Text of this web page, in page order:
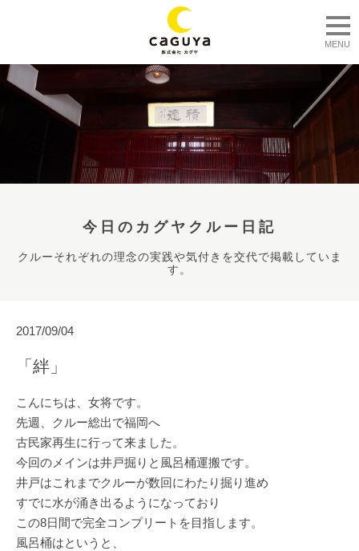
MENU
今日のカグヤクルー日記
クルーそれぞれの理念の実践や気付きを交代で掲載していま
す。
2017/09/04
「絆」
こんにちは、女将です。
先週、クルー総出で福岡へ
古民家再生に行って来ました。
今回のメインは井戸掘りと風呂桶運搬です。
井戸はこれまでクルーが数回にわたり掘り進め
すでに水が涌き出るようになっており
この8日間で完全コンプリートを目指します。
風呂桶はというと、